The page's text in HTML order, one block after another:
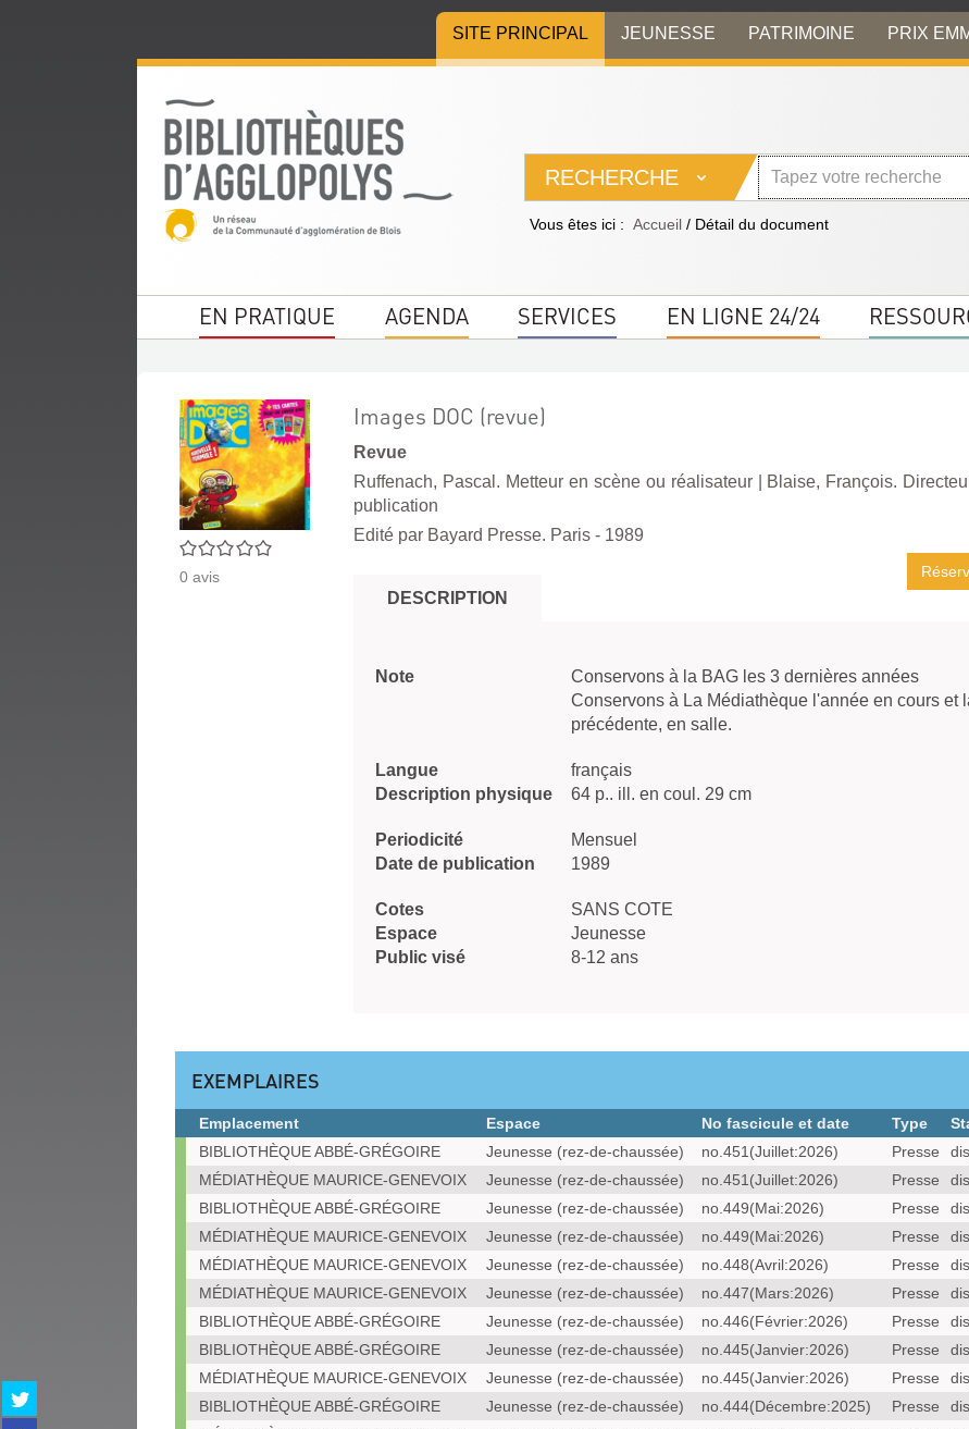
menu
contenu
la
SITE PRINCIPAL JEUNESSE PATRIMOINE PRIX
RECHERCHE
Vous êtes ici : Accueil / Détail du document
EN PRATIQUE AGENDA SERVICES EN LIGNE 24/24
Partager
sur
0/5
0 avis
Images DOC (revue)
Revue
Ruffenach, Pascal. Metteur en scène ou réalisateur| Blaise, François.
publication
Edité par Bayard Presse. Paris - 1989
DESCRIPTION
Note
Conservons à la BAG les 3 dernières années
Conservons à La Médiathèque l'année en cours et
précédente, en salle.
Langue
français
Description physique
64 p.. ill. en coul. 29 cm
Periodicité
Mensuel
Date de publication
1989
Cotes
SANS COTE
Espace
Jeunesse
Public visé
8-12 ans
EXEMPLAIRES
Exemplaires
Emplacement Espace No fascicule et date Type
BIBLIOTHÈQUE ABBÉ-GRÉGOIRE
Jeunesse (rez-de-chaussée) no.451(Juillet:2026) Presse
MÉDIATHÈQUE MAURICE-GENEVOIX
Jeunesse (rez-de-chaussée) no.451(Juillet:2026) Presse
BIBLIOTHÈQUE ABBÉ-GRÉGOIRE
Jeunesse (rez-de-chaussée) no.449(Mai:2026) Presse
MÉDIATHÈQUE MAURICE-GENEVOIX
Jeunesse (rez-de-chaussée) no.449(Mai:2026) Presse
MÉDIATHÈQUE MAURICE-GENEVOIX
Jeunesse (rez-de-chaussée) no.448(Avril:2026) Presse
MÉDIATHÈQUE MAURICE-GENEVOIX
Jeunesse (rez-de-chaussée) no.447(Mars:2026) Presse
BIBLIOTHÈQUE ABBÉ-GRÉGOIRE
Jeunesse (rez-de-chaussée) no.446(Février:2026) Presse
BIBLIOTHÈQUE ABBÉ-GRÉGOIRE
Jeunesse (rez-de-chaussée) no.445(Janvier:2026) Presse
MÉDIATHÈQUE MAURICE-GENEVOIX
Jeunesse (rez-de-chaussée) no.445(Janvier:2026) Presse
BIBLIOTHÈQUE ABBÉ-GRÉGOIRE
Jeunesse (rez-de-chaussée) no.444(Décembre:2025) Presse